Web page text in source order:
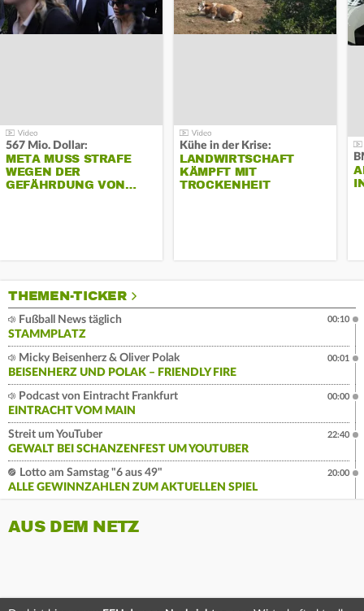
567 Mio. Dollar:
META MUSS STRAFE
WEGEN DER
GEFÄHRDUNG VON…
Kühe in der Krise:
LANDWIRTSCHAFT
KÄMPFT MIT
TROCKENHEIT
THEMEN-TICKER
Fußball News täglich
STAMMPLATZ
00:10
Micky Beisenherz & Oliver Polak
BEISENHERZ UND POLAK – FRIENDLY FIRE
00:01
Podcast von Eintracht Frankfurt
EINTRACHT VOM MAIN
00:00
Streit um YouTuber
GEWALT BEI SCHANZENFEST UM YOUTUBER
22:40
Lotto am Samstag "6 aus 49"
ALLE GEWINNZAHLEN ZUM AKTUELLEN SPIEL
20:00
AUS DEM NETZ